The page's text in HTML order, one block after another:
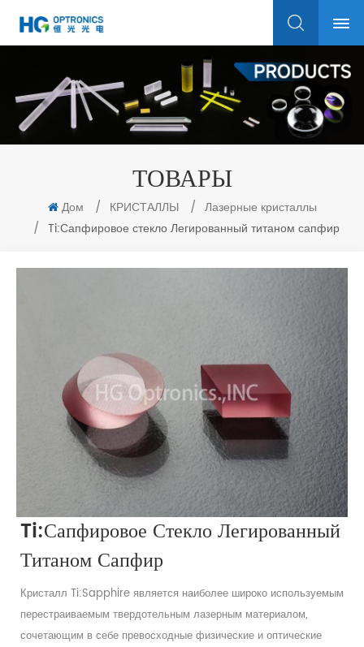
ТОВАРЫ
Дом / КРИСТАЛЛЫ / Лазерные кристаллы
/ Ti:Сапфировое стекло Легированный титаном сапфир
Ti:Сапфировое Стекло Легированный
Титаном Сапфир
Кристалл Ti:Sapphire является наиболее широко используемым
перестраиваемым твердотельным лазерным материалом,
сочетающим в себе превосходные физические и оптические